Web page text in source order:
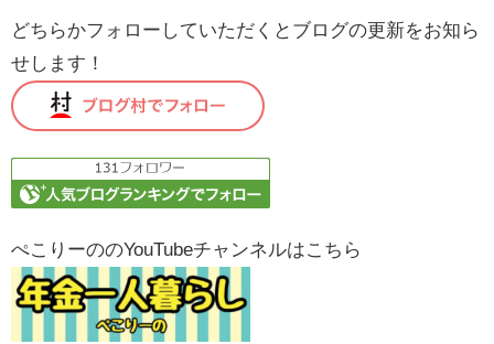
どちらかフォローしていただくとブログの更新をお知ら
せします！
ぺこりーののYouTubeチャンネルはこちら